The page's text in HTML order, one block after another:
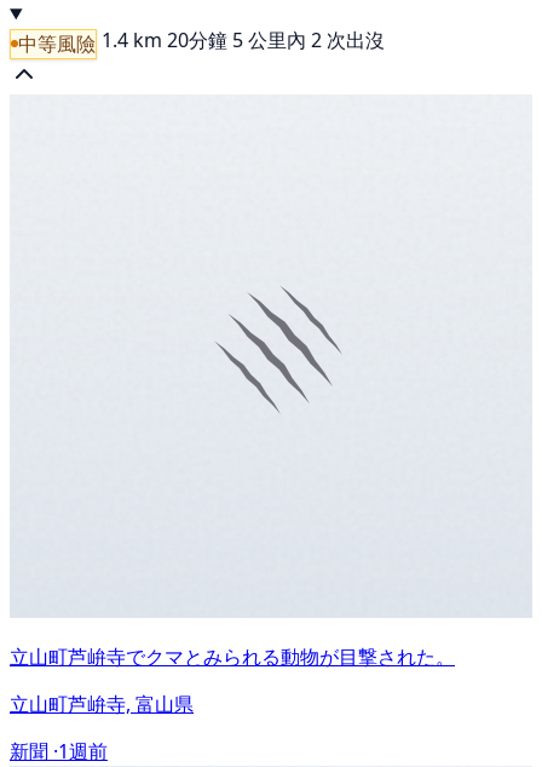
中等風險 1.4 km 20分鐘 5 公里內 2 次出沒
立山町芦峅寺でクマとみられる動物が目撃された。
立山町芦峅寺, 富山県
新聞 ·1週前